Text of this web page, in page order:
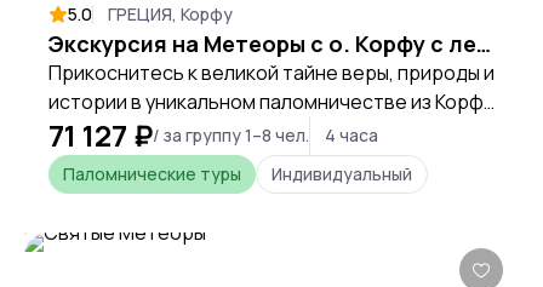
5.0 ГРЕЦИЯ, Корфу
Экскурсия на Метеоры с о. Корфу с легальным экскурсоводом
Прикоснитесь к великой тайне веры, природы и
истории в уникальном паломничестве из Корфу
к парящим в небе монастырям Метеоры.
71 127 ₽/ за группу 1–8 чел.
4 часа
Паломнические туры
Индивидуальный